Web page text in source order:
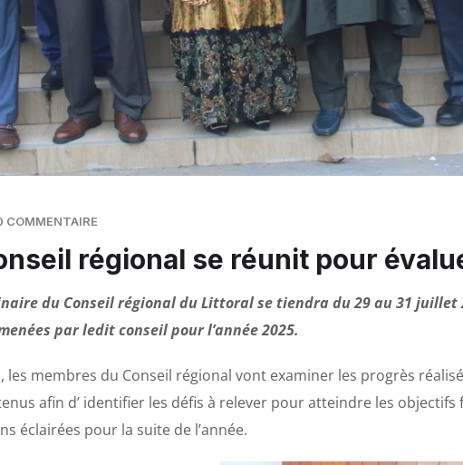
COMMENTAIRE
régional se réunit pour
du Conseil régional du Littoral se tiendra du 29 au 31 juillet
par ledit conseil pour l’année 2025.
les membres du Conseil régional vont examiner les progrès
afin d’ identifier les défis à relever pour atteindre les
éclairées pour la suite de l’année.